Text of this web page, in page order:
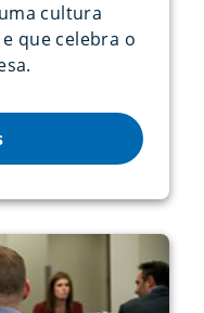
cultura
que celebra o